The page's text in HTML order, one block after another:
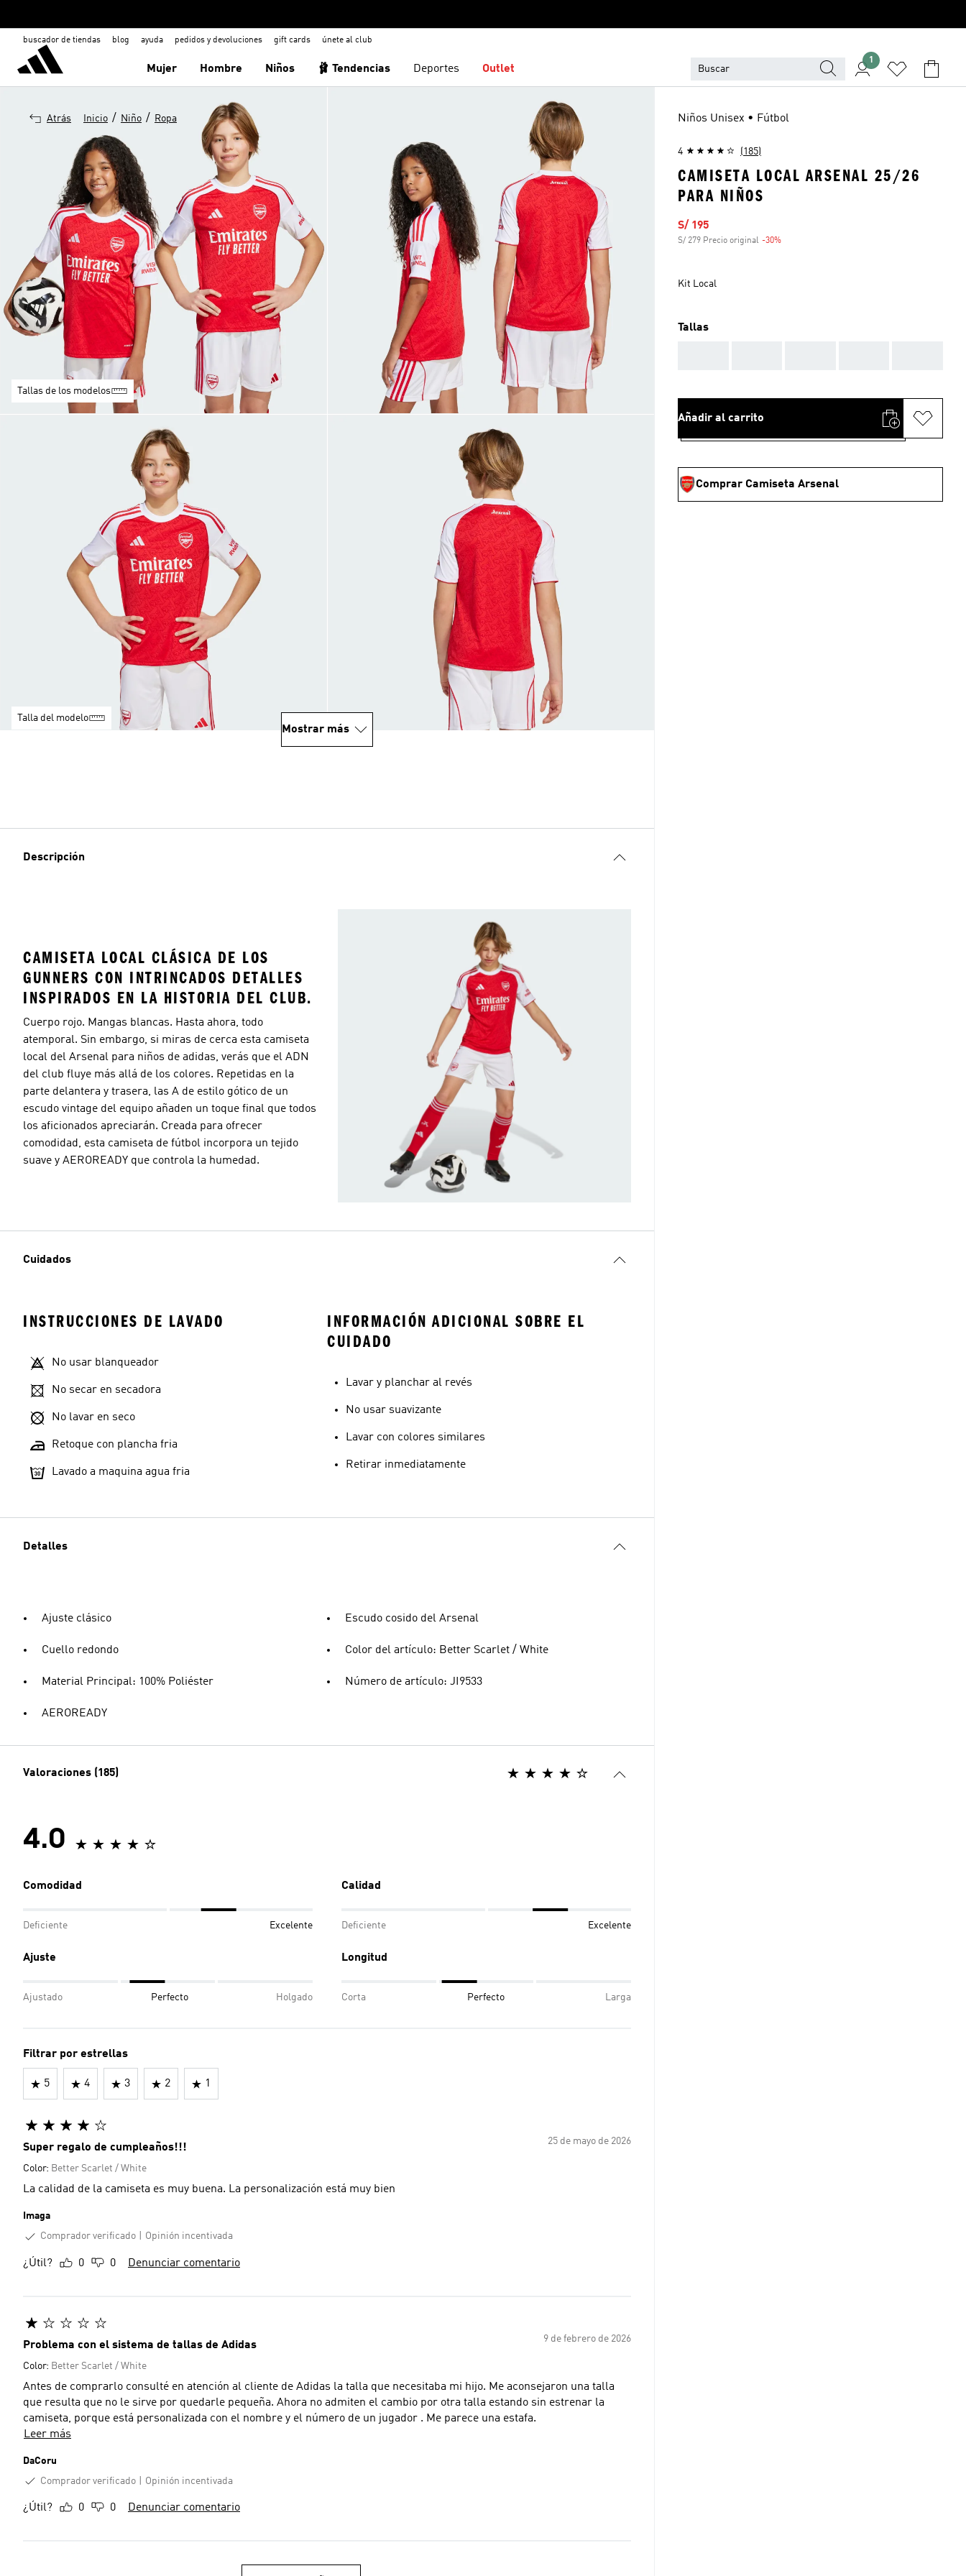
buscador de tiendas blog ayuda pedidos y devoluciones gift cards únete al club
Mujer Hombre Niños 🩰 Tendencias Deportes Outlet
1
Atrás Inicio / Niño / Ropa
Tallas de los modelos
Talla del modelo
Mostrar más
Descripción
CAMISETA LOCAL CLÁSICA DE LOS
GUNNERS CON INTRINCADOS DETALLES
INSPIRADOS EN LA HISTORIA DEL CLUB.
Cuerpo rojo. Mangas blancas. Hasta ahora, todo
atemporal. Sin embargo, si miras de cerca esta camiseta
local del Arsenal para niños de adidas, verás que el ADN
del club fluye más allá de los colores. Repetidas en la
parte delantera y trasera, las A de estilo gótico de un
escudo vintage del equipo añaden un toque final que todos
los aficionados apreciarán. Creada para ofrecer
comodidad, esta camiseta de fútbol incorpora un tejido
suave y AEROREADY que controla la humedad.
Cuidados
INSTRUCCIONES DE LAVADO
No usar blanqueador
No secar en secadora
No lavar en seco
Retoque con plancha fria
Lavado a maquina agua fria
INFORMACIÓN ADICIONAL SOBRE EL
CUIDADO
Lavar y planchar al revés
No usar suavizante
Lavar con colores similares
Retirar inmediatamente
Detalles
Ajuste clásico
Cuello redondo
Material Principal: 100% Poliéster
AEROREADY
Escudo cosido del Arsenal
Color del artículo: Better Scarlet / White
Número de artículo: JI9533
Valoraciones (185)
4.0
Comodidad
Deficiente Excelente
Calidad
Deficiente Excelente
Ajuste
Ajustado Perfecto Holgado
Longitud
Corta Perfecto Larga
Filtrar por estrellas
5 4 3 2 1
25 de mayo de 2026
Super regalo de cumpleaños!!!
Color: Better Scarlet / White
La calidad de la camiseta es muy buena. La personalización está muy bien
Imaga
Comprador verificado
Opinión incentivada
¿Útil? 0 0 Denunciar comentario
9 de febrero de 2026
Problema con el sistema de tallas de Adidas
Color: Better Scarlet / White
Antes de comprarlo consulté en atención al cliente de Adidas la talla que necesitaba mi hijo. Me aconsejaron una talla
que resulta que no le sirve por quedarle pequeña. Ahora no admiten el cambio por otra talla estando sin estrenar la
camiseta, porque está personalizada con el nombre y el número de un jugador . Me parece una estafa.
Leer más
DaCoru
Comprador verificado
Opinión incentivada
¿Útil? 0 0 Denunciar comentario
Niños Unisex • Fútbol
4 (185)
CAMISETA LOCAL ARSENAL 25/26
PARA NIÑOS
Precio de venta
S/ 195
S/ 279 Precio original -30%
Kit Local
Tallas
Añadir al carrito
Comprar Camiseta Arsenal